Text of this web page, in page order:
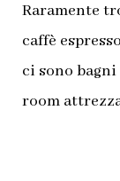
Raramente
caffè
ci sono
room